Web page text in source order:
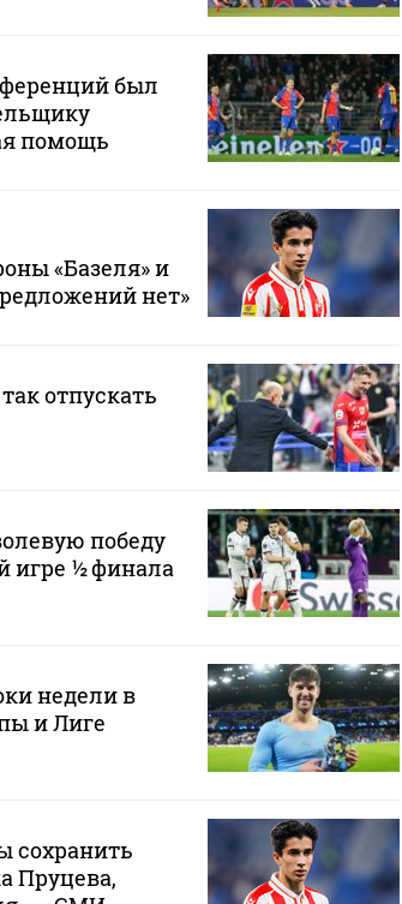
был
помощь
«Базеля» и
нет»
отпускать
победу
игре ½ финала
недели в
и Лиге
сохранить
Пруцева,